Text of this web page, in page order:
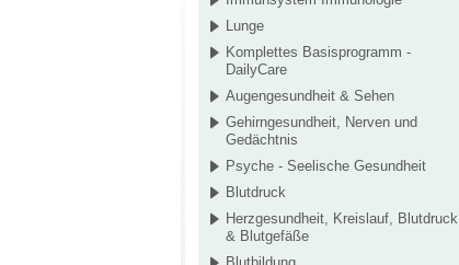
Lunge
Komplettes Basisprogramm -
DailyCare
Augengesundheit & Sehen
Gehirngesundheit, Nerven und
Gedächtnis
Psyche - Seelische Gesundheit
Blutdruck
Herzgesundheit, Kreislauf, Blutdruck
& Blutgefäße